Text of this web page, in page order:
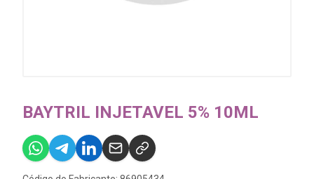
BAYTRIL INJETAVEL 5% 10ML